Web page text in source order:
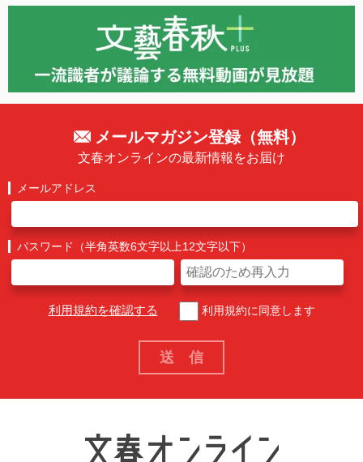
メールマガジン登録（無料）
文春オンラインの最新情報をお届け
メールアドレス
パスワード（半角英数6文字以上12文字以下）
利用規約を確認する 利用規約に同意します